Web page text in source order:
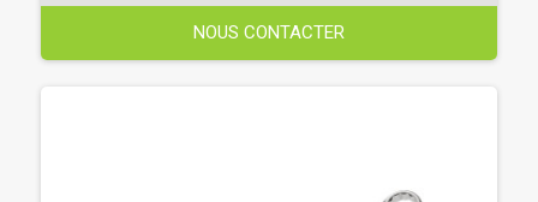
NOUS CONTACTER